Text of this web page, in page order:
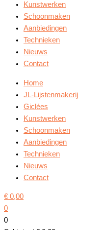
Kunstwerken
Schoonmaken
Aanbiedingen
Technieken
Nieuws
Contact
Home
JL-Lijstenmakerij
Giclées
Kunstwerken
Schoonmaken
Aanbiedingen
Technieken
Nieuws
Contact
€ 0,00
0
0